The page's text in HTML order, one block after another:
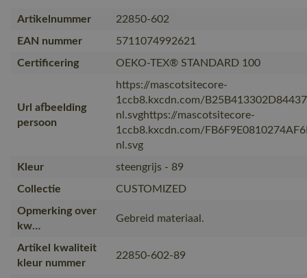
Artikelnummer
22850-602
EAN nummer
5711074992621
Certificering
OEKO-TEX® STANDARD 100
Url afbeelding
persoon
https://mascotsitecore-
1ccb8.kxcdn.com/
nl.svghttps://mascotsitecore-
1ccb8.kxcdn.com/
nl.svg
Kleur
steengrijs - 89
Collectie
CUSTOMIZED
Opmerking over
kw…
Gebreid materiaal.
Artikel kwaliteit
kleur nummer
22850-602-89